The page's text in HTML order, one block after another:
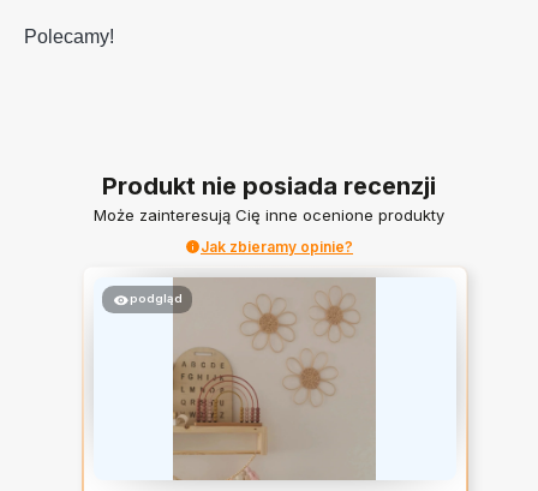
Polecamy!
Produkt nie posiada recenzji
Może zainteresują Cię inne ocenione produkty
Jak zbieramy opinie?
podgląd